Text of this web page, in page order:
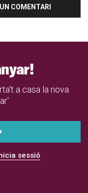
COMENTARI
a casa la nova
sessió